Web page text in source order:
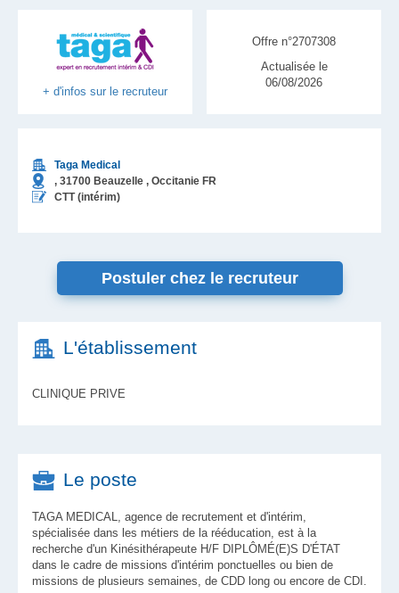
+ d'infos sur le recruteur
Taga Medical
, 31700 Beauzelle , Occitanie FR
CTT (intérim)
Offre n°2707308
Actualisée le
06/08/2026
Postuler chez le recruteur
L'établissement
CLINIQUE PRIVE
Le poste
TAGA MEDICAL, agence de recrutement et d'intérim,
spécialisée dans les métiers de la rééducation, est à la
recherche d'un Kinésithérapeute H/F DIPLÔMÉ(E)S D'ÉTAT
dans le cadre de missions d'intérim ponctuelles ou bien de
missions de plusieurs semaines, de CDD long ou encore de CDI.